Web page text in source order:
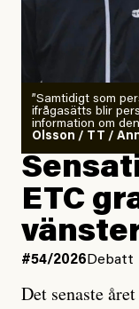
”Samtidigt som
ifrågasätts blir
information om
Olsson / TT /
ETC
#54/2026 Debatt
Det senaste